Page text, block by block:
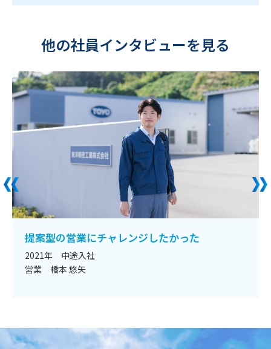
他の社員インタビューを見る
提案型の営業にチャレンジしたかった
2021年 中途入社
営業 橋本 悠矢